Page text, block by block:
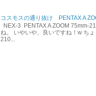
コスモスの通り抜け PENTAX A
NEX-3 PENTAX A ZOOM 75mm-
ね。 いやいや、良いですね！w ち
210...